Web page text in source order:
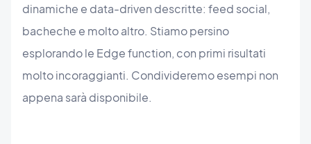
dinamiche e data-driven descritte: feed social,
bacheche e molto altro. Stiamo persino
esplorando le Edge function, con primi risultati
molto incoraggianti. Condivideremo esempi non
appena sarà disponibile.